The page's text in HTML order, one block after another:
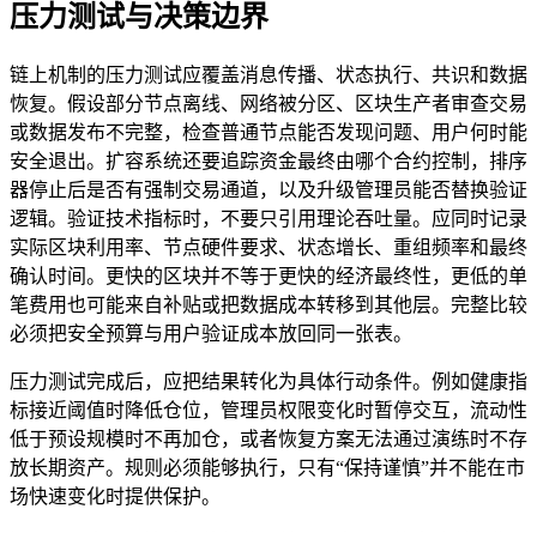
压力测试与决策边界
链上机制的压力测试应覆盖消息传播、状态执行、共识和数据
恢复。假设部分节点离线、网络被分区、区块生产者审查交易
或数据发布不完整，检查普通节点能否发现问题、用户何时能
安全退出。扩容系统还要追踪资金最终由哪个合约控制，排序
器停止后是否有强制交易通道，以及升级管理员能否替换验证
逻辑。验证技术指标时，不要只引用理论吞吐量。应同时记录
实际区块利用率、节点硬件要求、状态增长、重组频率和最终
确认时间。更快的区块并不等于更快的经济最终性，更低的单
笔费用也可能来自补贴或把数据成本转移到其他层。完整比较
必须把安全预算与用户验证成本放回同一张表。
压力测试完成后，应把结果转化为具体行动条件。例如健康指
标接近阈值时降低仓位，管理员权限变化时暂停交互，流动性
低于预设规模时不再加仓，或者恢复方案无法通过演练时不存
放长期资产。规则必须能够执行，只有“保持谨慎”并不能在市
场快速变化时提供保护。